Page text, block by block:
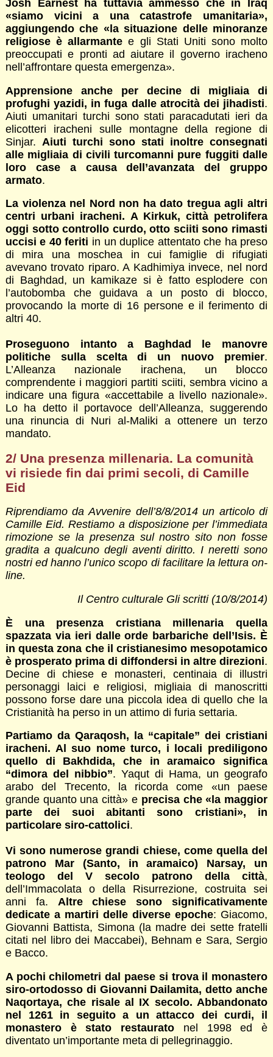
Josh Earnest ha tuttavia ammesso che in Iraq
«siamo vicini a una catastrofe umanitaria»,
aggiungendo che «la situazione delle minoranze
religiose è allarmante e gli Stati Uniti sono molto
preoccupati e pronti ad aiutare il governo iracheno
nell’affrontare questa emergenza».
Apprensione anche per decine di migliaia di
profughi yazidi, in fuga dalle atrocità dei jihadisti.
Aiuti umanitari turchi sono stati paracadutati ieri da
elicotteri iracheni sulle montagne della regione di
Sinjar. Aiuti turchi sono stati inoltre consegnati
alle migliaia di civili turcomanni pure fuggiti dalle
loro case a causa dell’avanzata del gruppo
armato.
La violenza nel Nord non ha dato tregua agli altri
centri urbani iracheni. A Kirkuk, città petrolifera
oggi sotto controllo curdo, otto sciiti sono rimasti
uccisi e 40 feriti in un duplice attentato che ha preso
di mira una moschea in cui famiglie di rifugiati
avevano trovato riparo. A Kadhimiya invece, nel nord
di Baghdad, un kamikaze si è fatto esplodere con
l’autobomba che guidava a un posto di blocco,
provocando la morte di 16 persone e il ferimento di
altri 40.
Proseguono intanto a Baghdad le manovre
politiche sulla scelta di un nuovo premier.
L’Alleanza nazionale irachena, un blocco
comprendente i maggiori partiti sciiti, sembra vicino a
indicare una figura «accettabile a livello nazionale».
Lo ha detto il portavoce dell’Alleanza, suggerendo
una rinuncia di Nuri al-Maliki a ottenere un terzo
mandato.
2/ Una presenza millenaria. La comunità
vi risiede fin dai primi secoli, di Camille
Eid
Riprendiamo da Avvenire dell’8/8/2014 un articolo di
Camille Eid. Restiamo a disposizione per l’immediata
rimozione se la presenza sul nostro sito non fosse
gradita a qualcuno degli aventi diritto. I neretti sono
nostri ed hanno l’unico scopo di facilitare la lettura on-
line.
Il Centro culturale Gli scritti (10/8/2014)
È una presenza cristiana millenaria quella
spazzata via ieri dalle orde barbariche dell’Isis. È
in questa zona che il cristianesimo mesopotamico
è prosperato prima di diffondersi in altre direzioni.
Decine di chiese e monasteri, centinaia di illustri
personaggi laici e religiosi, migliaia di manoscritti
possono forse dare una piccola idea di quello che la
Cristianità ha perso in un attimo di furia settaria.
Partiamo da Qaraqosh, la “capitale” dei cristiani
iracheni. Al suo nome turco, i locali prediligono
quello di Bakhdida, che in aramaico significa
“dimora del nibbio”. Yaqut di Hama, un geografo
arabo del Trecento, la ricorda come «un paese
grande quanto una città» e precisa che «la maggior
parte dei suoi abitanti sono cristiani», in
particolare siro-cattolici.
Vi sono numerose grandi chiese, come quella del
patrono Mar (Santo, in aramaico) Narsay, un
teologo del V secolo patrono della città,
dell’Immacolata o della Risurrezione, costruita sei
anni fa. Altre chiese sono significativamente
dedicate a martiri delle diverse epoche: Giacomo,
Giovanni Battista, Simona (la madre dei sette fratelli
citati nel libro dei Maccabei), Behnam e Sara, Sergio
e Bacco.
A pochi chilometri dal paese si trova il monastero
siro-ortodosso di Giovanni Dailamita, detto anche
Naqortaya, che risale al IX secolo. Abbandonato
nel 1261 in seguito a un attacco dei curdi, il
monastero è stato restaurato nel 1998 ed è
diventato un’importante meta di pellegrinaggio.